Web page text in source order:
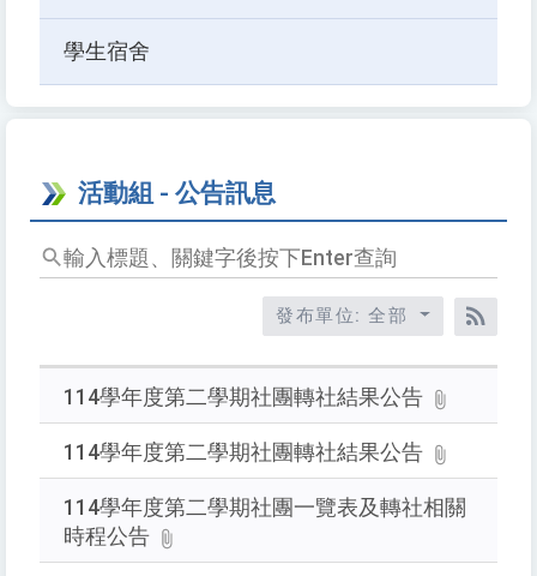
學生宿舍
活動組 - 公告訊息
輸
入
關
字
按
Enter
查
發布單位: 全部
RSS
114學年度第二學期社團轉社結果公告
114學年度第二學期社團轉社結果公告
114學年度第二學期社團一覽表及轉社相關
時程公告